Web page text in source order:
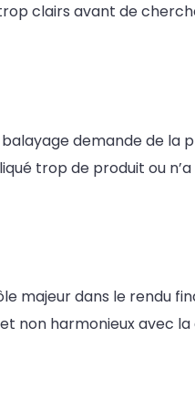
clairs avant de
demande de la
trop de produit ou
majeur dans le rendu
non harmonieux avec la